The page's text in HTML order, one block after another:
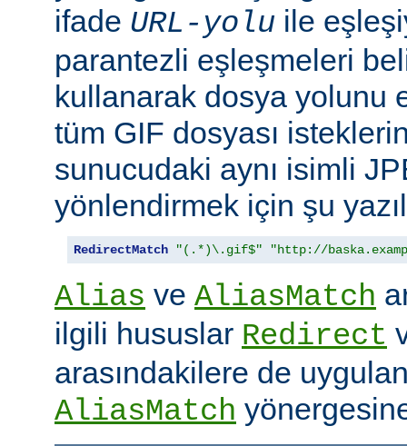
ifade URL-yolu ile
parantezli eşleşmeleri
kullanarak dosya yolunu
tüm GIF dosyası
sunucudaki aynı isimli
yönlendirmek için şu
RedirectMatch "(.*)\.gif$" "http://
Alias ve AliasMatch
ilgili hususlar Redirect
arasındakilere de
AliasMatch